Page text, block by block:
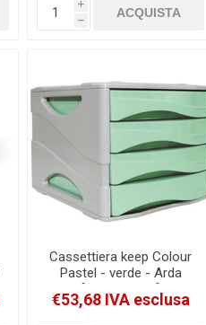
i
h
Cassettiera keep Colour
Pastel - verde - Arda
€53,68 IVA esclusa